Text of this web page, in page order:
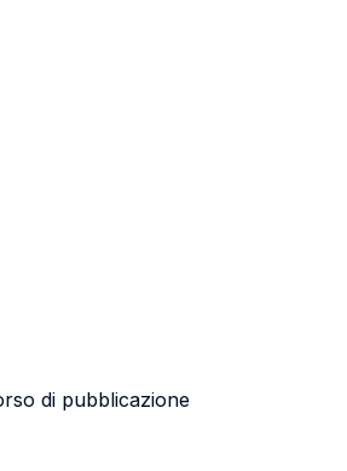
di pubblicazione